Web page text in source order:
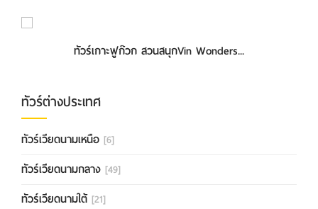
ทัวร์เกาะฟูก๊วก สวนสนุกVin Wonders...
ทัวร์ฟูก๊วก เที่ยวครบ 4วัน 3คืน (ส...
ทัวร์ต่างประเทศ
ทัวร์เวียดนามเหนือ [6]
ทัวร์เวียดนามกลาง [49]
ทัวร์เวียดนามใต้ [21]